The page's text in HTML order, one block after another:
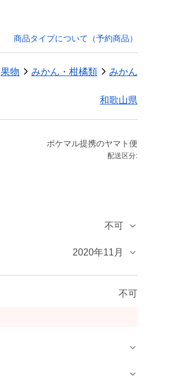
商品タイプについて（予約商品）
果物 みかん・柑橘類 みかん
和歌山県
ポケマル提携のヤマト便
配送区分:
不可
2020年11月
不可